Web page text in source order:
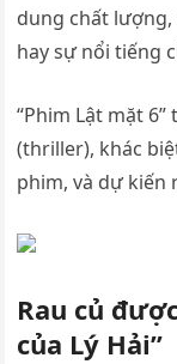
dung chất
hay sự nổi tiếng
“Phim Lật mặt
(thriller), khác
phim, và dự kiến
Rau củ
của Lý Hải”